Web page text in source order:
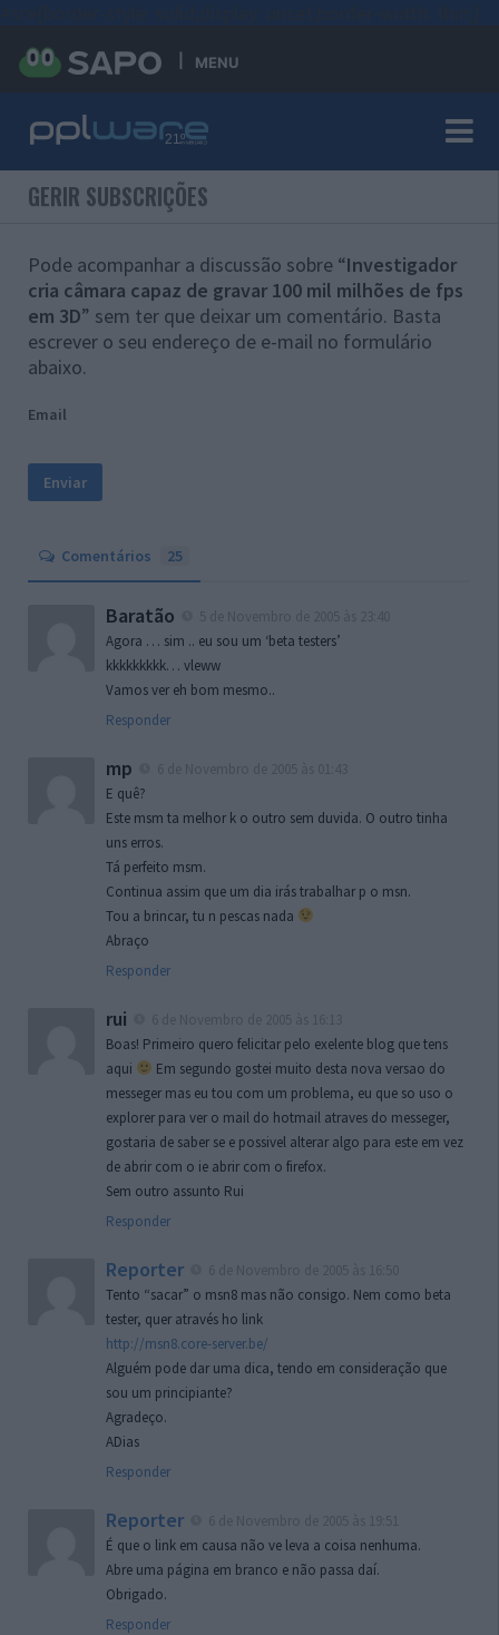
MENU
GERIR SUBSCRIÇÕES
Pode acompanhar a discussão sobre “Investigador
cria câmara capaz de gravar 100 mil milhões de fps
em 3D” sem ter que deixar um comentário. Basta
escrever o seu endereço de e-mail no formulário
abaixo.
Email
Comentários 25
Baratão
Agora … sim .. eu sou um ‘beta testers’
kkkkkkkkk… vleww
Vamos ver eh bom mesmo..
Responder
mp
E quê?
Este msm ta melhor k o outro sem duvida. O outro tinha
uns erros.
Tá perfeito msm.
Continua assim que um dia irás trabalhar p o msn.
Tou a brincar, tu n pescas nada
Abraço
Responder
rui
Boas! Primeiro quero felicitar pelo exelente blog que tens
aqui
Em segundo gostei muito desta nova versao do
messeger mas eu tou com um problema, eu que so uso o
explorer para ver o mail do hotmail atraves do messeger,
gostaria de saber se e possivel alterar algo para este em vez
de abrir com o ie abrir com o firefox.
Sem outro assunto Rui
Responder
Reporter
Tento “sacar” o msn8 mas não consigo. Nem como beta
tester, quer através ho link
http://msn8.core-server.be/
Alguém pode dar uma dica, tendo em consideração que
sou um principiante?
Agradeço.
ADias
Responder
Reporter
É que o link em causa não ve leva a coisa nenhuma.
Abre uma página em branco e não passa daí.
Obrigado.
Responder